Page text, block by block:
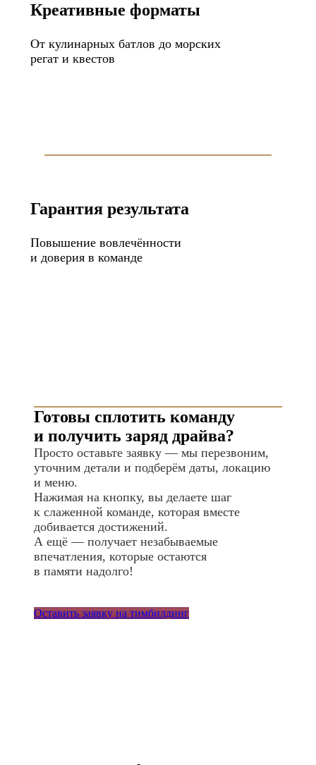
Креативные форматы
От кулинарных батлов до морских
регат и квестов
Гарантия результата
Повышение вовлечённости
и доверия в команде
Готовы сплотить команду
и получить заряд драйва?
Просто оставьте заявку — мы перезвоним,
уточним детали и подберём даты, локацию
и меню.
Нажимая на кнопку, вы делаете шаг
к слаженной команде, которая вместе
добивается достижений.
А ещё — получает незабываемые
впечатления, которые остаются
в памяти надолго!
Оставить заявку на тимбилдинг